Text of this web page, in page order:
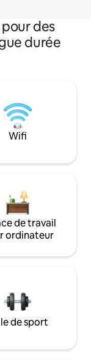
des
durée
Wifi
de travail
ordinateur
de sport